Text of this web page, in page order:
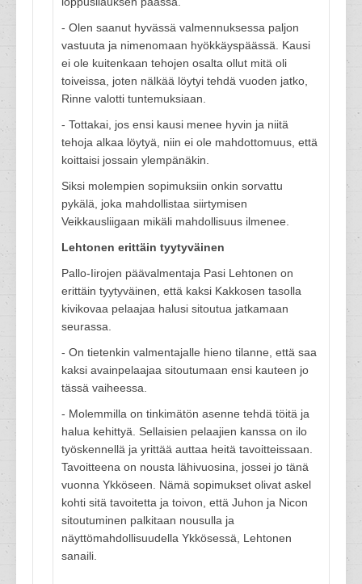
- Olen saanut hyvässä valmennuksessa paljon
vastuuta ja nimenomaan hyökkäyspäässä. Kausi
ei ole kuitenkaan tehojen osalta ollut mitä oli
toiveissa, joten nälkää löytyi tehdä vuoden jatko,
Rinne valotti tuntemuksiaan.
- Tottakai, jos ensi kausi menee hyvin ja niitä
tehoja alkaa löytyä, niin ei ole mahdottomuus, että
koittaisi jossain ylempänäkin.
Siksi molempien sopimuksiin onkin sorvattu
pykälä, joka mahdollistaa siirtymisen
Veikkausliigaan mikäli mahdollisuus ilmenee.
Lehtonen erittäin tyytyväinen
Pallo-Iirojen päävalmentaja Pasi Lehtonen on
erittäin tyytyväinen, että kaksi Kakkosen tasolla
kivikovaa pelaajaa halusi sitoutua jatkamaan
seurassa.
- On tietenkin valmentajalle hieno tilanne, että saa
kaksi avainpelaajaa sitoutumaan ensi kauteen jo
tässä vaiheessa.
- Molemmilla on tinkimätön asenne tehdä töitä ja
halua kehittyä. Sellaisien pelaajien kanssa on ilo
työskennellä ja yrittää auttaa heitä tavoitteissaan.
Tavoitteena on nousta lähivuosina, jossei jo tänä
vuonna Ykköseen. Nämä sopimukset olivat askel
kohti sitä tavoitetta ja toivon, että Juhon ja Nicon
sitoutuminen palkitaan nousulla ja
näyttömahdollisuudella Ykkösessä, Lehtonen
sanaili.